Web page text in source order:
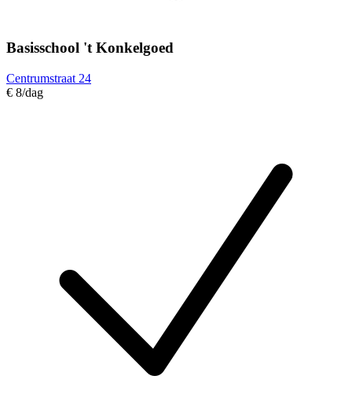
Basisschool 't Konkelgoed
Centrumstraat 24
€ 8/dag